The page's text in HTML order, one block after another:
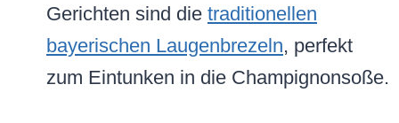
Gerichten sind die traditionellen
bayerischen Laugenbrezeln, perfekt
zum Eintunken in die Champignonsoße.